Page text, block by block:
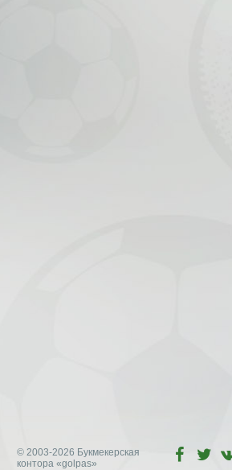
© 2003-2026 Букмекерская
контора «golpas»